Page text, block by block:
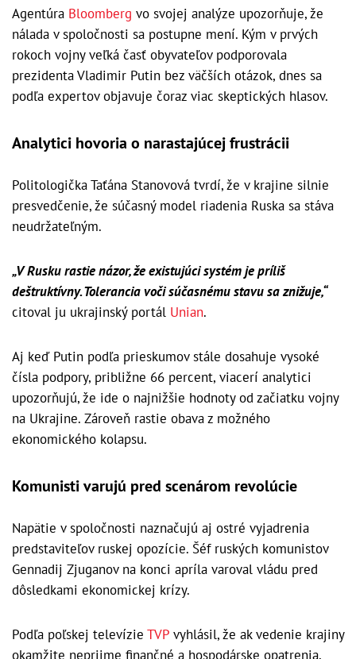
Agentúra Bloomberg vo svojej analýze upozorňuje, že
nálada v spoločnosti sa postupne mení. Kým v prvých
rokoch vojny veľká časť obyvateľov podporovala
prezidenta Vladimir Putin bez väčších otázok, dnes sa
podľa expertov objavuje čoraz viac skeptických hlasov.
Analytici hovoria o narastajúcej frustrácii
Politologička Taťána Stanovová tvrdí, že v krajine silnie
presvedčenie, že súčasný model riadenia Ruska sa stáva
neudržateľným.
„V Rusku rastie názor, že existujúci systém je príliš
deštruktívny. Tolerancia voči súčasnému stavu sa znižuje,“
citoval ju ukrajinský portál Unian.
Aj keď Putin podľa prieskumov stále dosahuje vysoké
čísla podpory, približne 66 percent, viacerí analytici
upozorňujú, že ide o najnižšie hodnoty od začiatku vojny
na Ukrajine. Zároveň rastie obava z možného
ekonomického kolapsu.
Komunisti varujú pred scenárom revolúcie
Napätie v spoločnosti naznačujú aj ostré vyjadrenia
predstaviteľov ruskej opozície. Šéf ruských komunistov
Gennadij Zjuganov na konci apríla varoval vládu pred
dôsledkami ekonomickej krízy.
Podľa poľskej televízie TVP vyhlásil, že ak vedenie krajiny
okamžite neprijme finančné a hospodárske opatrenia,